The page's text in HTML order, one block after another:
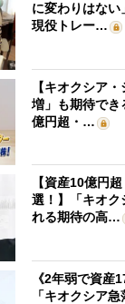
に変わりはな
現役トレー…
【キオクシア
増」も期待でき
億円超・…
【資産10億円
選！】「キオク
れる期待の高…
《2年弱で資産
「キオクシア